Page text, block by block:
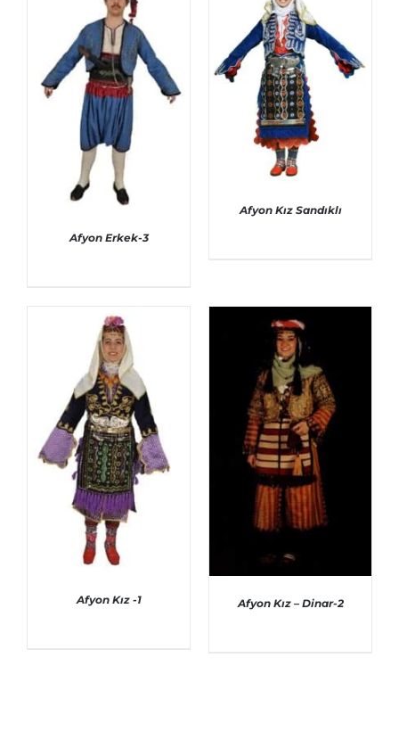
AYRINTILAR
AYRINTILAR
Afyon Erkek-3
Afyon Kız Sandıklı
Afyon Kız -1 Afyon Kız – Dinar-2